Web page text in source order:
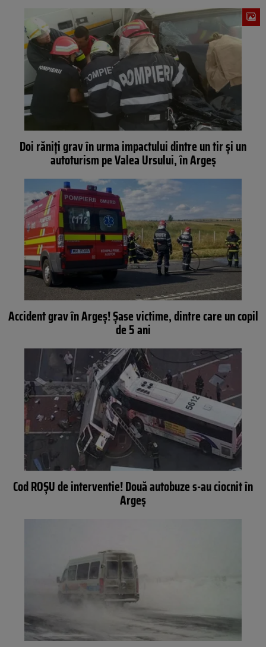
Doi răniți grav în urma impactului dintre un tir și un
autoturism pe Valea Ursului, în Argeș
Accident grav în Argeş! Şase victime, dintre care un copil
de 5 ani
Cod ROŞU de interventie! Două autobuze s-au ciocnit în
Argeş